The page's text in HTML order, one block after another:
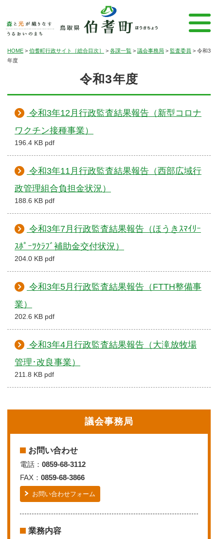
HOME > 伯耆町行政サイト［総合目次］ > 各課一覧 > 議会事務局 > 監査委員 > 令和3
年度
令和3年度
令和3年12月行政監査結果報告（新型コロナ
ワクチン接種事業）
196.4 KB pdf
令和3年11月行政監査結果報告（西部広域行
政管理組合負担金状況）
188.6 KB pdf
令和3年7月行政監査結果報告（ほうきｽﾏｲﾘｰ
ｽﾎﾟｰﾂｸﾗﾌﾞ補助金交付状況）
204.0 KB pdf
令和3年5月行政監査結果報告（FTTH整備事
業）
202.6 KB pdf
令和3年4月行政監査結果報告（大滝放牧場
管理･改良事業）
211.8 KB pdf
議会事務局
お問い合わせ
電話： 0859-68-3112
FAX： 0859-68-3866
お問い合わせフォーム
業務内容